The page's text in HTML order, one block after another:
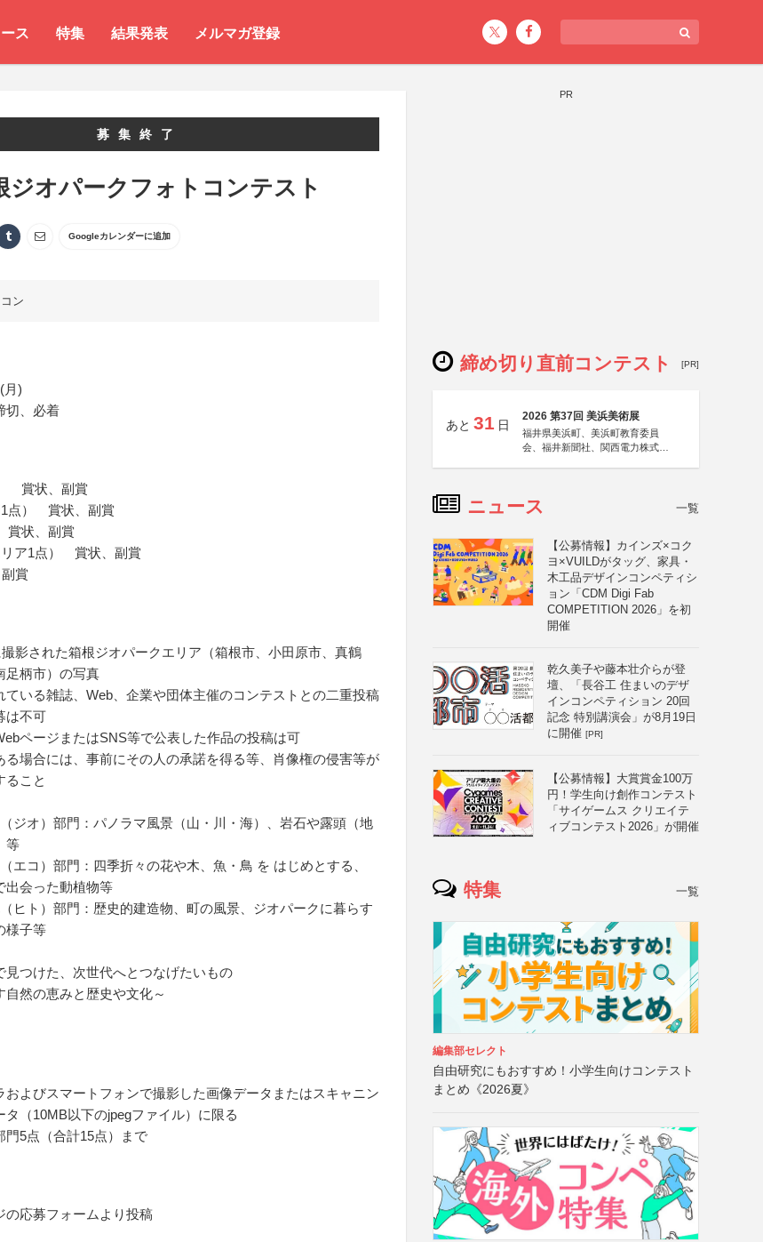
ス 特集 結果発表 メルマガ登録
募集終了
ジオパークフォトコンテスト
Googleカレンダーに追加
ン
月)
切、必着
賞状、副賞
1点） 賞状、副賞
状、副賞
ア1点） 賞状、副賞
賞
影された箱根ジオパークエリア（箱根市、小田原市、真鶴
足柄市）の写真
いる雑誌、Web、企業や団体主催のコンテストとの二重投稿
は不可
ページまたはSNS等で公表した作品の投稿は可
場合には、事前にその人の承諾を得る等、肖像権の侵害等が
ること
（ジオ）部門：パノラマ風景（山・川・海）、岩石や露頭（地
等
エコ）部門：四季折々の花や木、魚・鳥 を はじめとする、
出会った動植物等
（ヒト）部門：歴史的建造物、町の風景、ジオパークに暮らす
様子等
見つけた、次世代へとつなげたいもの
自然の恵みと歴史や文化～
よびスマートフォンで撮影した画像データまたはスキャニン
タ（10MB以下のjpegファイル）に限る
5点（合計15点）まで
の応募フォームより投稿
PR
締め切り直前コンテスト [PR]
あと 31 日
2026 第37回 美浜美術展
福井県美浜町、美浜町教育委員
会、福井新聞社、関西電力株式会
ニュース 一覧
【公募情報】カインズ×コク
ヨ×VUILDがタッグ、家具・
木工品デザインコンペティシ
ョン「CDM Digi Fab
COMPETITION 2026」を初
開催
乾久美子や藤本壮介らが登
壇、「長谷工 住まいのデザ
インコンペティション 20回
記念 特別講演会」が8月19日
に開催 [PR]
【公募情報】大賞賞金100万
円！学生向け創作コンテスト
「サイゲームス クリエイテ
ィブコンテスト2026」が開催
特集 一覧
編集部セレクト
自由研究にもおすすめ！小学生向けコンテスト
まとめ《2026夏》